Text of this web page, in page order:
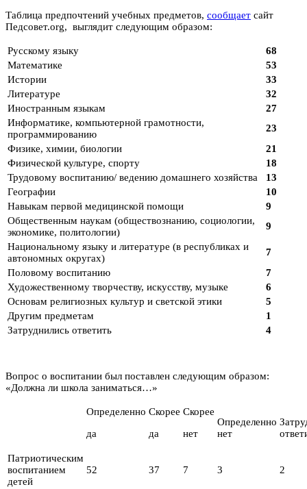
Таблица предпочтений учебных предметов, сообщает сайт
Педсовет.org, выглядит следующим образом:
Русскому языку
68
Математике
53
Истории
33
Литературе
32
Иностранным языкам
27
Информатике, компьютерной грамотности,
программированию
23
Физике, химии, биологии
21
Физической культуре, спорту
18
Трудовому воспитанию/ ведению домашнего хозяйства
13
Географии
10
Навыкам первой медицинской помощи
9
Общественным наукам (обществознанию, социологии,
экономике, политологии)
9
Национальному языку и литературе (в республиках и
автономных округах)
7
Половому воспитанию
7
Художественному творчеству, искусству, музыке
6
Основам религиозных культур и светской этики
5
Другим предметам
1
Затруднились ответить
4
Вопрос о воспитании был поставлен следующим образом:
«Должна ли школа заниматься…»
Определенно
да
Скорее
да
Скорее
нет
Определенно
нет
Патриотическим
воспитанием
детей
52 37 7 3 2